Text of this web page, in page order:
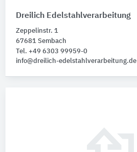
Dreilich Edelstahlverarbeitung
Zeppelinstr. 1
67681 Sembach
Tel. +49 6303 99959-0
info@dreilich-edelstahlverarbeitung.de